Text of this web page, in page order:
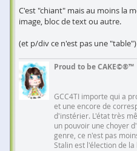
C'est "chiant" mais au moins la
image, bloc de text ou autre.
(et p/div ce n'est pas une "table")
Proud to be CAKE©®™
GCC4TI importe qui a
et une encore de
d'instérier. L'état très
un pouvoir une choyer
genre, ce n'est pas
Stalin est l'élection de la